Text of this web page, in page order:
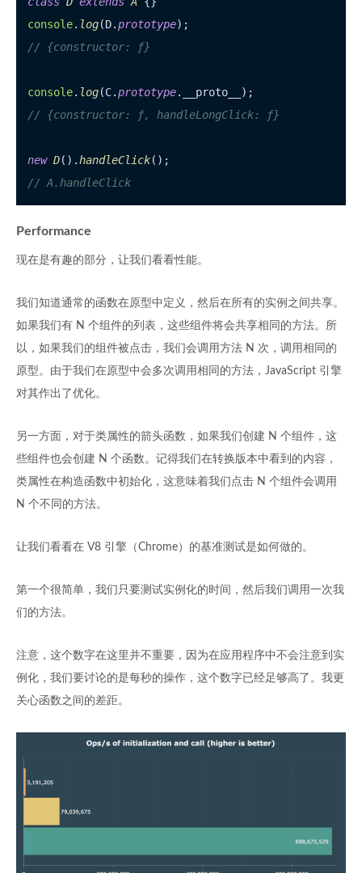
console. log(D.prototype
// {constructor: ƒ}
console. log(C.prototype. __proto__
// {constructor: ƒ, handleLongClick: ƒ}
new D().handleClick
// A.handleClick
Performance
现在是有趣的部分，让我们看看性能。
我们知道通常的函数在原型中定义，然后在所有的实例之间共享。
如果我们有 N 个组件的列表，这些组件将会共享相同的方法。所
以，如果我们的组件被点击，我们会调用方法 N 次，调用相同的
原型。由于我们在原型中会多次调用相同的方法，JavaScript 引擎
对其作出了优化。
另一方面，对于类属性的箭头函数，如果我们创建 N 个组件，这
些组件也会创建 N 个函数。记得我们在转换版本中看到的内容，
类属性在构造函数中初始化，这意味着我们点击 N 个组件会调用
N 个不同的方法。
让我们看看在 V8 引擎（Chrome）的基准测试是如何做的。
第一个很简单，我们只要测试实例化的时间，然后我们调用一次我
们的方法。
注意，这个数字在这里并不重要，因为在应用程序中不会注意到实
例化，我们要讨论的是每秒的操作，这个数字已经足够高了。我更
关心函数之间的差距。